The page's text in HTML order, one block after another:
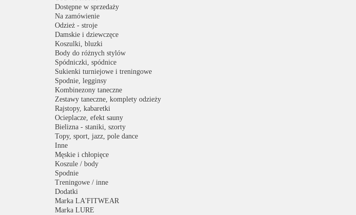
Dostępne w sprzedaży
Na zamówienie
Odzież - stroje
Damskie i dziewczęce
Koszulki, bluzki
Body do różnych stylów
Spódniczki, spódnice
Sukienki turniejowe i treningowe
Spodnie, legginsy
Kombinezony taneczne
Zestawy taneczne, komplety odzieży
Rajstopy, kabaretki
Ocieplacze, efekt sauny
Bielizna - staniki, szorty
Topy, sport, jazz, pole dance
Inne
Męskie i chłopięce
Koszule / body
Spodnie
Treningowe / inne
Dodatki
Marka LA'FITWEAR
Marka LURE